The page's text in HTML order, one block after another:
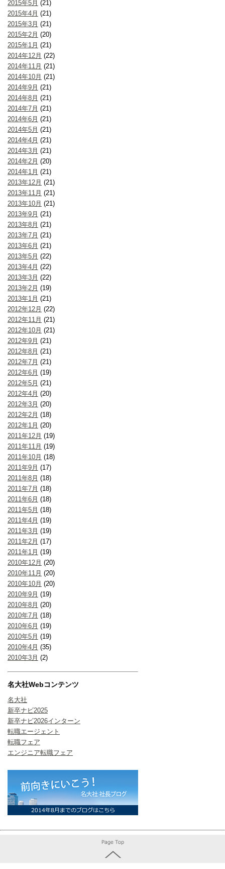
2015年5月 (21)
2015年4月 (21)
2015年3月 (21)
2015年2月 (20)
2015年1月 (21)
2014年12月 (22)
2014年11月 (21)
2014年10月 (21)
2014年9月 (21)
2014年8月 (21)
2014年7月 (21)
2014年6月 (21)
2014年5月 (21)
2014年4月 (21)
2014年3月 (21)
2014年2月 (20)
2014年1月 (21)
2013年12月 (21)
2013年11月 (21)
2013年10月 (21)
2013年9月 (21)
2013年8月 (21)
2013年7月 (21)
2013年6月 (21)
2013年5月 (22)
2013年4月 (22)
2013年3月 (22)
2013年2月 (19)
2013年1月 (21)
2012年12月 (22)
2012年11月 (21)
2012年10月 (21)
2012年9月 (21)
2012年8月 (21)
2012年7月 (21)
2012年6月 (19)
2012年5月 (21)
2012年4月 (20)
2012年3月 (20)
2012年2月 (18)
2012年1月 (20)
2011年12月 (19)
2011年11月 (19)
2011年10月 (18)
2011年9月 (17)
2011年8月 (18)
2011年7月 (18)
2011年6月 (18)
2011年5月 (18)
2011年4月 (19)
2011年3月 (19)
2011年2月 (17)
2011年1月 (19)
2010年12月 (20)
2010年11月 (20)
2010年10月 (20)
2010年9月 (19)
2010年8月 (20)
2010年7月 (18)
2010年6月 (19)
2010年5月 (19)
2010年4月 (35)
2010年3月 (2)
名大社Webコンテンツ
名大社
新卒ナビ2025
新卒ナビ2026インターン
転職エージェント
転職フェア
エンジニア転職フェア